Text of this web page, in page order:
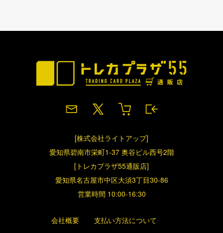
[株式会社ライトアップ]
愛知県碧南市栄町1-37 奥谷ビル西号2階
[トレカプラザ55通販店]
愛知県名古屋市中区大須3丁目30-86
営業時間 10:00-16:30
会社概要
支払い方法について